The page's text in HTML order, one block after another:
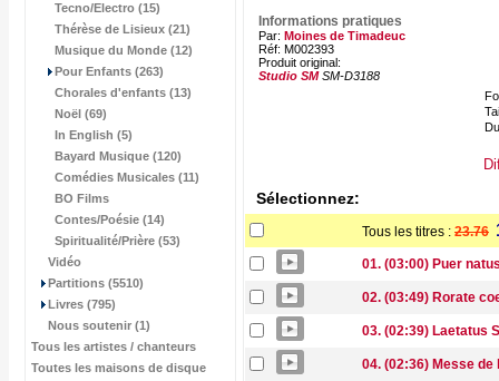
Tecno/Electro (15)
Thérèse de Lisieux (21)
Musique du Monde (12)
Pour Enfants (263)
Chorales d'enfants (13)
Noël (69)
In English (5)
Bayard Musique (120)
Comédies Musicales (11)
BO Films
Contes/Poésie (14)
Spiritualité/Prière (53)
Vidéo
Partitions (5510)
Livres (795)
Nous soutenir (1)
Tous les artistes / chanteurs
Toutes les maisons de disque
Informations pratiques
Par: Moines de Timadeuc
Réf: M002393
Produit original:
Studio SMSM-D3188
Sélectionnez:
Tous les titres : 23.76
01. (03:00) Puer
02. (03:49) Rorate
03. (02:39) Laetatus
04. (02:36) Messe